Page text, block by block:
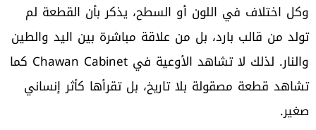
وكل اختلاف في اللون أو السطح، يذكر بأن القطعة لم
تولد من قالب بارد، بل من علاقة مباشرة بين اليد والطين
والنار. لذلك لا تشاهد الأوعية في Chawan Cabinet كما
تشاهد قطعة مصقولة بلا تاريخ، بل تقرأها كأثر إنساني
صغير.